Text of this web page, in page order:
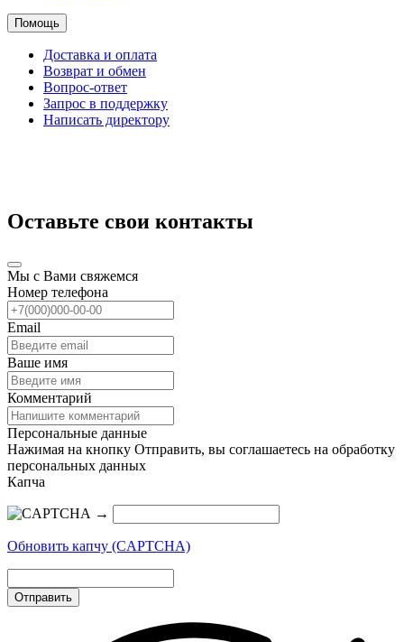
Помощь
Доставка и оплата
Возврат и обмен
Вопрос-ответ
Запрос в поддержку
Написать директору
Оставьте свои контакты
Мы с Вами свяжемся
Номер телефона
Email
Ваше имя
Комментарий
Персональные данные
Нажимая на кнопку Отправить, вы соглашаетесь на обработку
персональных данных
Капча
→
Обновить капчу (CAPTCHA)
Отправить